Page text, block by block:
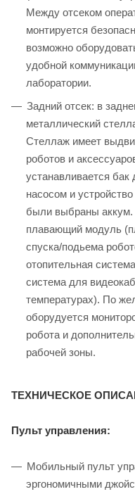
Между отсеком
монтируется
возможно
удобной
лаборатории.
Задний отсек: в
металлический
Стеллаж имеет
роботов и
устанавливается
насосом и
были выбраны аккум.
плавающий модуль
спуска/подьема
отопительная
система для
температурах). По
оборудуется
робота и
рабочей зоны.
ТЕХНИЧЕСКОЕ
Пульт управления:
Мобильный пульт
эргономичными